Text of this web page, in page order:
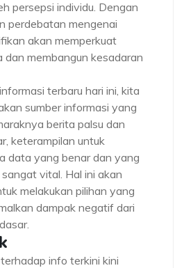
persepsi individu. Dengan
perdebatan mengenai
akan memperkuat
membangun kesadaran
terbaru hari ini, kita
sumber informasi yang
berita palsu dan
keterampilan untuk
data yang benar dan yang
vital. Hal ini akan
melakukan pilihan yang
dampak negatif dari
info terkini kini